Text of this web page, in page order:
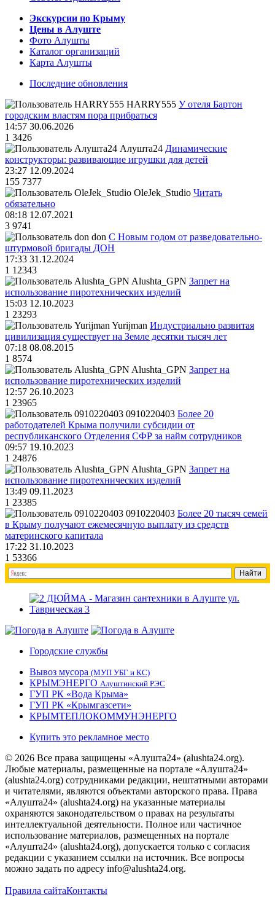
Экскурсии по Крыму
Цены в Алуште
Фото Алушты
Каталог организаций
Карта Алушты
Последние обновления
HARRY555 У отеля Бартон
городским властям пора прибраться
14:57 30.06.2026
1 3426
Алушта24 Динамические
конструкторы: развивающие игрушки для детей
23:27 12.09.2024
155 7377
OleJek_Studio Читать
обязательно
08:18 12.07.2021
3 9741
don С Новым годом от разведовательно-
штурмовой бригады ДОН
17:33 31.12.2024
1 12343
Alushta_GPN Запрет на
использование пиротехнических изделий
15:03 12.10.2023
1 23293
Yurijman Индустриально развитая
цивилизация существует на Земле десятки тысяч лет
07:18 08.08.2015
1 8574
Alushta_GPN Запрет на
использование пиротехнических изделий
12:57 26.10.2023
1 23965
0910220403 Более 20
работодателей Крыма получили субсидии от
республиканского Отделения СФР за найм сотрудников
09:57 19.10.2023
1 24876
Alushta_GPN Запрет на
использование пиротехнических изделий
13:49 09.11.2023
1 23385
0910220403 Более 20 тысяч семей
в Крыму получают ежемесячную выплату из средств
материнского капитала
17:22 31.10.2023
1 53366
Городские службы
Вывоз мусора (МУП УБГ и КС)
КРЫМЭНЕРГО Алуштинский РЭС
ГУП РК «Вода Крыма»
ГУП РК «Крымгазсети»
КРЫМТЕПЛОКОММУНЭНЕРГО
Купить это рекламное место
© 2026 Все права защищены «Алушта24» (alushta24.org).
Любые материалы, размещенные на портале «Алушта24»
(alushta24.org) сотрудниками редакции, нештатными авторами
и читателями, являются объектами авторского права. Права
«Алушта24» (alushta24.org) на указанные материалы
охраняются законодательством о правах на результаты
интеллектуальной деятельности. Полное или частичное
использование материалов, размещенных на портале
«Алушта24» (alushta24.org), допускается только с согласия
редакции с указанием ссылки на источник. Все вопросы
можно задать по адресу info@alushta24.org.
Правила сайтаКонтакты